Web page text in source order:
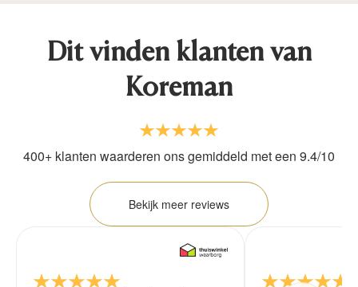
Dit vinden klanten van
Koreman
400+ klanten waarderen ons gemiddeld met een 9.4/10
Bekijk meer reviews